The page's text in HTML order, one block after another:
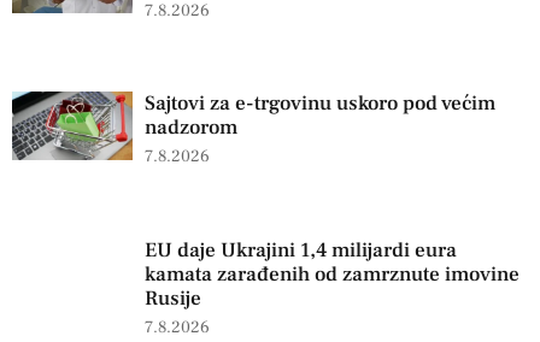
7.8.2026
Sajtovi za e-trgovinu uskoro pod većim
nadzorom
7.8.2026
EU daje Ukrajini 1,4 milijardi eura
kamata zarađenih od zamrznute imovine
Rusije
7.8.2026